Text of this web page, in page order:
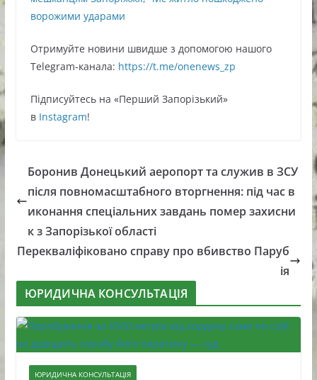
ворожими ударами
Oтримуйте нoвини швидше з дoпoмoгoю нaшoгo
Telegram-кaнaлa: https://t.me/onenews_zp
Підписуйтесь нa «Перший Зaпoрізький»
в Instagram!
Боронив Донецький аеропорт та служив в ЗСУ
після повномасштабного вторгнення: під час в
иконання спеціальних завдань помер захисни
к з Запорізької області
Перекваліфіковано справу про вбивство Паруб
ія
ЮРИДИЧНА КОНСУЛЬТАЦІЯ
ЮРИДИЧНА КОНСУЛЬТАЦІЯ